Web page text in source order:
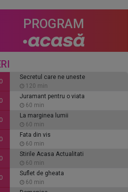
PROGRAM
Secretul care ne uneste
120 min
Juramant pentru o viata
60 min
La marginea lumii
60 min
Fata din vis
60 min
Stirile Acasa Actualitati
60 min
Suflet de gheata
60 min